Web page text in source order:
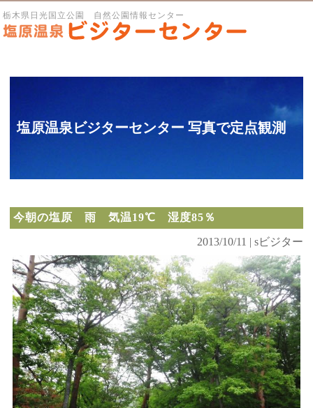
栃木県日光国立公園 自然公園情報センター
塩原温泉ビジターセンター 写真で定点観測
今朝の塩原 雨 気温19℃ 湿度85％
2013/10/11 | sビジター